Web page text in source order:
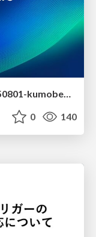
My First Impression Of Kiro / 20250801-kumoben-lt
0 140